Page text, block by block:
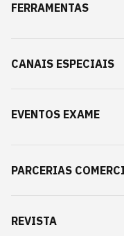
FERRAMENTAS
CANAIS ESPECIAIS
EVENTOS EXAME
PARCERIAS
REVISTA